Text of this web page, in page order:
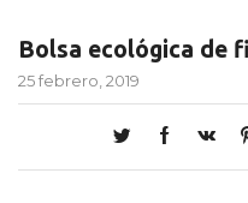
Bolsa ecológica de
25 febrero, 2019